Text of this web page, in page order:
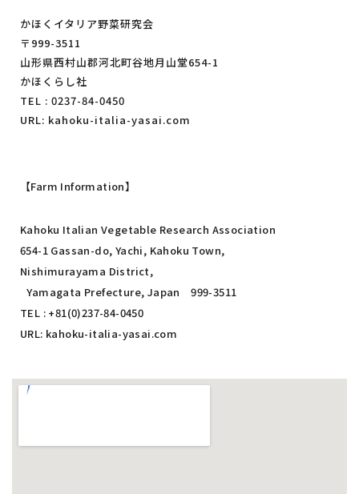
かほくイタリア野菜研究会
〒999-3511
山形県西村山郡河北町谷地月山堂654-1
かほくらし社
TEL : 0237-84-0450
URL: kahoku-italia-yasai.com
【Farm Information】
Kahoku Italian Vegetable Research Association
654-1 Gassan-do, Yachi, Kahoku Town,
Nishimurayama District,
Yamagata Prefecture, Japan 999-3511
TEL : +81(0)237-84-0450
URL: kahoku-italia-yasai.com